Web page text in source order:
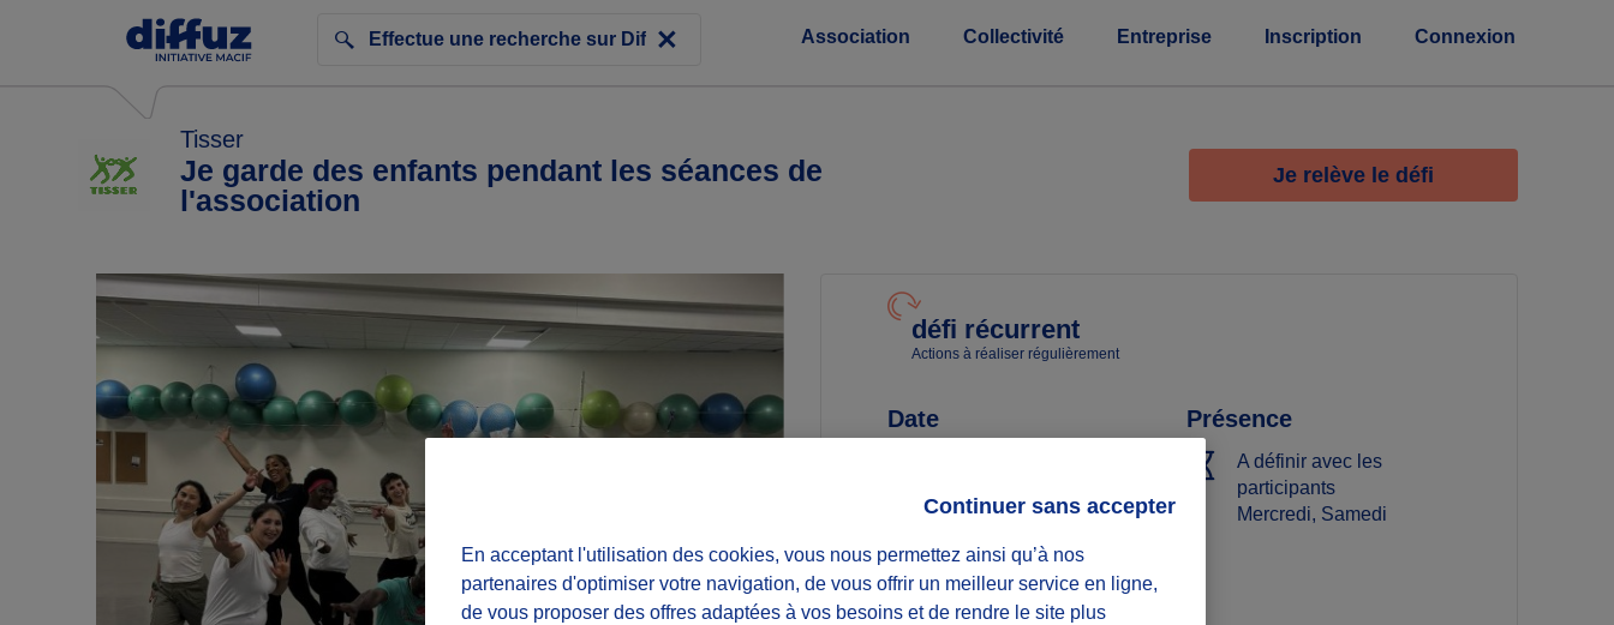
Association Collectivité Entreprise Inscription Connexion
Tisser
Je garde des enfants pendant les séances de
l'association
Je relève le défi
défi récurrent
Actions à réaliser régulièrement
Date Présence
A définir avec les
participants
Mercredi, Samedi
Lieu
En acceptant l'utilisation des cookies, vous nous permettez ainsi qu’à nos
partenaires d'optimiser votre navigation, de vous offrir un meilleur service en ligne,
de vous proposer des offres adaptées à vos besoins et de rendre le site plus
Continuer sans accepter